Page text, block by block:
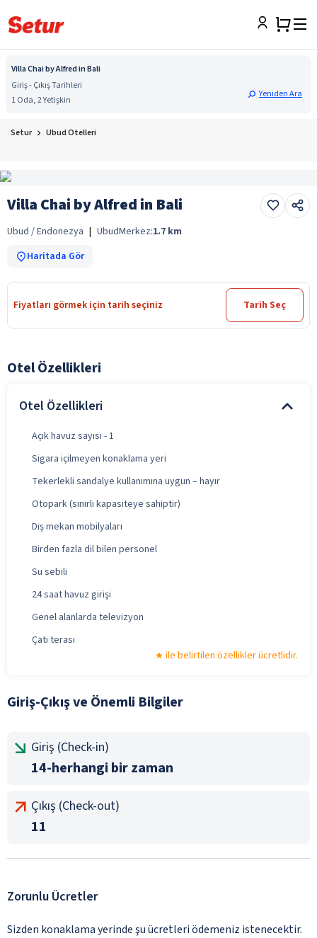
Villa Chai by Alfred in Bali
Giriş - Çıkış Tarihleri
1 Oda, 2 Yetişkin
Yeniden Ara
Setur Ubud Otelleri
Villa Chai by Alfred in Bali
Ubud / Endonezya | UbudMerkez:1.7 km
Haritada Gör
Fiyatları görmek için tarih seçiniz Tarih Seç
Otel Özellikleri
Otel Özellikleri
Açık havuz sayısı - 1
Sigara içilmeyen konaklama yeri
Tekerlekli sandalye kullanımına uygun – hayır
Otopark (sınırlı kapasiteye sahiptir)
Dış mekan mobilyaları
Birden fazla dil bilen personel
Su sebili
24 saat havuz girişi
Genel alanlarda televizyon
Çatı terası
ile belirtilen özellikler ücretlidir.
Giriş-Çıkış ve Önemli Bilgiler
Giriş (Check-in)
14-herhangi bir zaman
Çıkış (Check-out)
11
Zorunlu Ücretler
Sizden konaklama yerinde şu ücretleri ödemeniz istenecektir.